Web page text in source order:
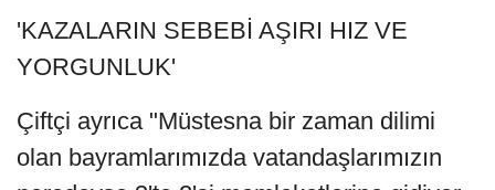
'KAZALARIN SEBEBİ AŞIRI HIZ VE
YORGUNLUK'
Çiftçi ayrıca "Müstesna bir zaman dilimi
olan bayramlarımızda vatandaşlarımızın